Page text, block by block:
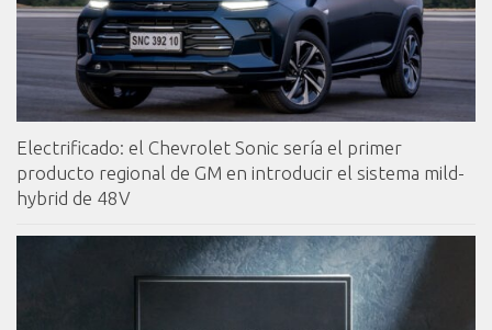
Electrificado: el Chevrolet Sonic sería el primer
producto regional de GM en introducir el sistema mild-
hybrid de 48V